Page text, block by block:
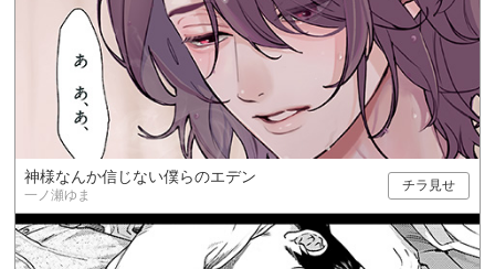
神様なんか信じない僕らのエデン
一ノ瀬ゆま
チラ見せ